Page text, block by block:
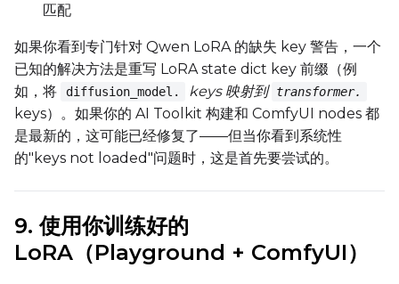
匹配
如果你看到专门针对 Qwen LoRA 的缺失 key 警告，一个
已知的解决方法是重写 LoRA state dict key 前缀（例
如，将
diffusion_model. keys 映射到 transformer.
keys）。如果你的 AI Toolkit 构建和 ComfyUI nodes 都
是最新的，这可能已经修复了——但当你看到系统性
的"keys not loaded"问题时，这是首先要尝试的。
9. 使用你训练好的
LoRA（Playground + ComfyUI）